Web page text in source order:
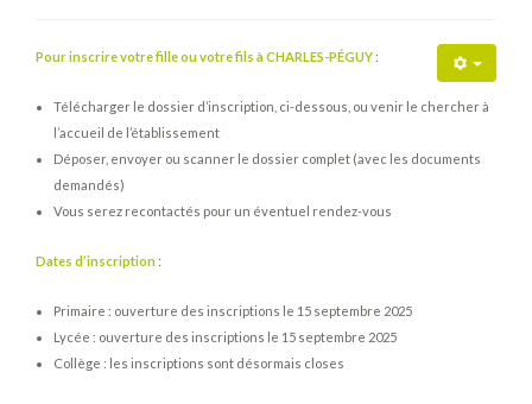
Pour inscrire votre fille ou votre fils à CHARLES-PÉGUY:
Télécharger le dossier d’inscription, ci-dessous, ou venir le chercher à
l’accueil de l’établissement
Déposer, envoyer ou scanner le dossier complet (avec les documents
demandés)
Vous serez recontactés pour un éventuel rendez-vous
Dates d’inscription:
Primaire : ouverture des inscriptions le 15 septembre 2025
Lycée : ouverture des inscriptions le 15 septembre 2025
Collège : les inscriptions sont désormais closes